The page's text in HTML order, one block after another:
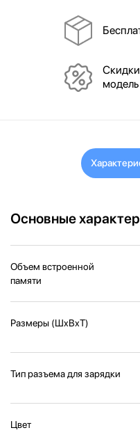
модель
Основные
Объем встроенной
памяти
Размеры (ШxВxТ)
Тип разъема для зарядки
Цвет